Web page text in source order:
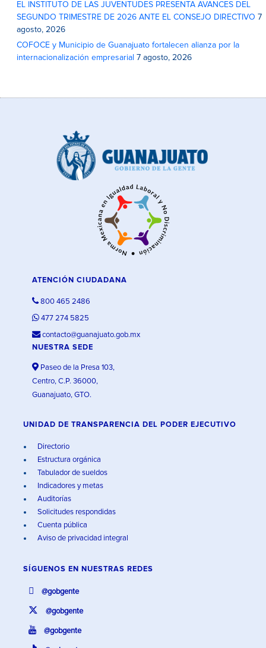
EL INSTITUTO DE LAS JUVENTUDES PRESENTA AVANCES DEL
SEGUNDO TRIMESTRE DE 2026 ANTE EL CONSEJO DIRECTIVO 7
agosto, 2026
COFOCE y Municipio de Guanajuato fortalecen alianza por la
internacionalización empresarial 7 agosto, 2026
ATENCIÓN CIUDADANA
800 465 2486
477 274 5825
contacto@guanajuato.gob.mx
NUESTRA SEDE
Paseo de la Presa 103,
Centro, C.P. 36000,
Guanajuato, GTO.
UNIDAD DE TRANSPARENCIA DEL PODER EJECUTIVO
Directorio
Estructura orgánica
Tabulador de sueldos
Indicadores y metas
Auditorías
Solicitudes respondidas
Cuenta pública
Aviso de privacidad integral
SÍGUENOS EN NUESTRAS REDES
@gobgente
@gobgente
@gobgente